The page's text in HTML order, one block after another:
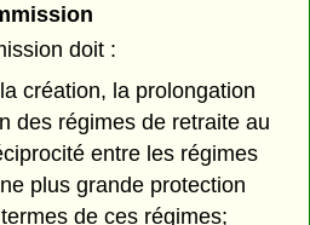
doit :
création, la prolongation
des régimes de retraite au
entre les régimes
plus grande protection
de ces régimes;